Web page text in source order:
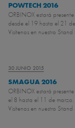
POWTECH 2016
ORBINOX estará
desde el 19 hasta el 21
Visítenos en nuestro Stand
30 JUNIO 2015
SMAGUA 2016
ORBINOX estará
el 8 hasta el 11 de marzo.
Visítenos en nuestro